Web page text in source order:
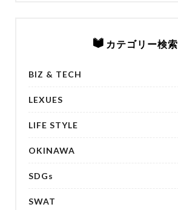
カテゴリー検索
BIZ & TECH
LEXUES
LIFE STYLE
OKINAWA
SDGs
SWAT